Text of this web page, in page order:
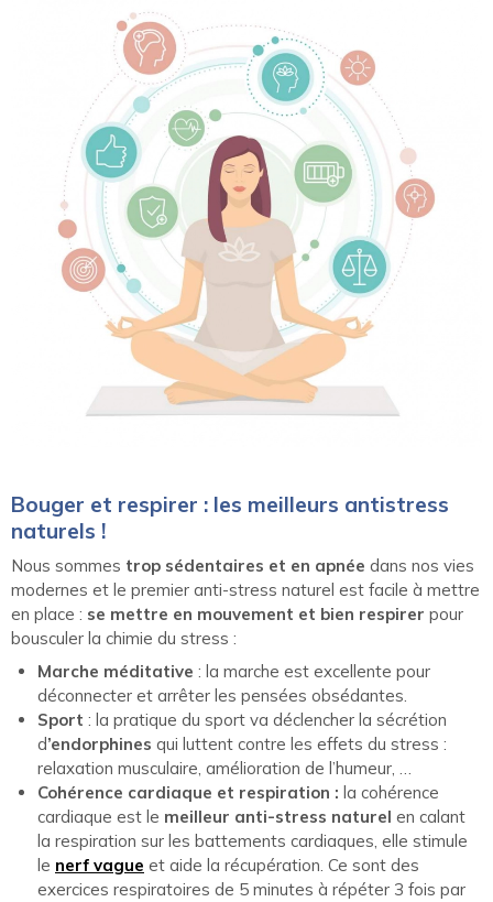
Bouger et respirer : les meilleurs antistress
naturels !
Nous sommes trop sédentaires et en apnée dans nos vies
modernes et le premier anti-stress naturel est facile à mettre
en place : se mettre en mouvement et bien respirer pour
bousculer la chimie du stress :
Marche méditative : la marche est excellente pour
déconnecter et arrêter les pensées obsédantes.
Sport : la pratique du sport va déclencher la sécrétion
d’endorphines qui luttent contre les effets du stress :
relaxation musculaire, amélioration de l’humeur, …
Cohérence cardiaque et respiration : la cohérence
cardiaque est le meilleur anti-stress naturel en calant
la respiration sur les battements cardiaques, elle stimule
le nerf vague et aide la récupération. Ce sont des
exercices respiratoires de 5 minutes à répéter 3 fois par